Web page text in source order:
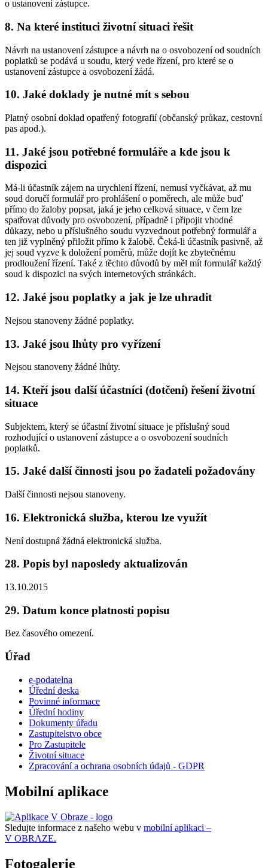
o ustanovení zástupce.
8. Na které instituci životní situaci řešit
Návrh na ustanovení zástupce a návrh na o osvobození od soudních
poplatků se podává u soudu, který vede řízení, pro které se o
ustanovení zástupce a osvobození žádá.
10. Jaké doklady je nutné mít s sebou
Platný osobní doklad opatřený fotografií (občanský průkaz, cestovní
pas apod.).
11. Jaké jsou potřebné formuláře a kde jsou k
dispozici
Má-li účastník zájem na urychlení řízení, nemusí vyčkávat, až mu
soud doručí formulář pro prohlášení o poměrech, ale může buď
přímo do žaloby popsat, jaká je jeho celková situace, v čem lze
spatřovat důvody pro osvobození, případně i připojit vhodné
důkazy, nebo u příslušného soudu vyzvednout potřebný formulář a
ten již vyplněný přiložit přímo k žalobě. Čeká-li účastník pasivně, až
jej soud vyzve k doložení poměrů, může dojít ke zbytečnému
prodloužení řízení. Také z těchto důvodů by měl mít formulář každý
soud k dispozici na svých internetových stránkách.
12. Jaké jsou poplatky a jak je lze uhradit
Nejsou stanoveny žádné poplatky.
13. Jaké jsou lhůty pro vyřízení
Nejsou stanoveny žádné lhůty.
14. Kteří jsou další účastníci (dotčení) řešení životní
situace
Subjektem, který se účastní životní situace je příslušný soud
rozhodující o ustanovení zástupce a o osvobození soudních
poplatků.
15. Jaké další činnosti jsou po žadateli požadovány
Další činnosti nejsou stanoveny.
16. Elektronická služba, kterou lze využít
Není dostupná žádná elektronická služba.
28. Popis byl naposledy aktualizován
13.10.2015
29. Datum konce platnosti popisu
Bez časového omezení.
Úřad
e-podatelna
Úřední deska
Povinné informace
Úřední hodiny
Dokumenty úřadu
Zastupitelstvo obce
Pro Zastupitele
Životní situace
Zpracování a ochrana osobních údajů - GDPR
Mobilní aplikace
Sledujte informace z našeho webu v mobilní aplikaci –
V OBRAZE.
Fotogalerie